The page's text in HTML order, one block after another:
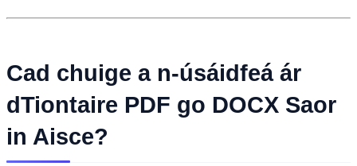
Cad chuige a n-úsáidfeá ár
dTiontaire PDF go DOCX Saor
in Aisce?